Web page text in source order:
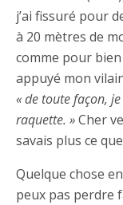
j’ai fissuré pour
à 20 mètres de
comme pour
appuyé mon
« de toute façon,
raquette. »Cher
savais plus ce
Quelque chose
peux pas perdre